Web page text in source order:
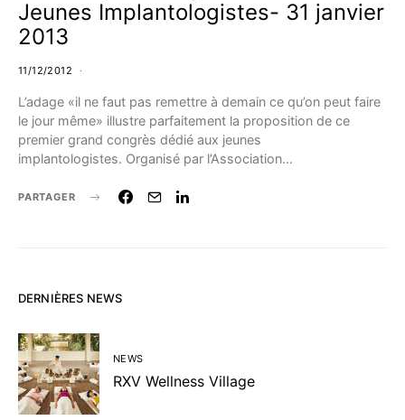
Jeunes Implantologistes- 31 janvier
2013
11/12/2012
L’adage «il ne faut pas remettre à demain ce qu’on peut faire
le jour même» illustre parfaitement la proposition de ce
premier grand congrès dédié aux jeunes
implantologistes. Organisé par l’Association…
PARTAGER
DERNIÈRES NEWS
NEWS
RXV Wellness Village